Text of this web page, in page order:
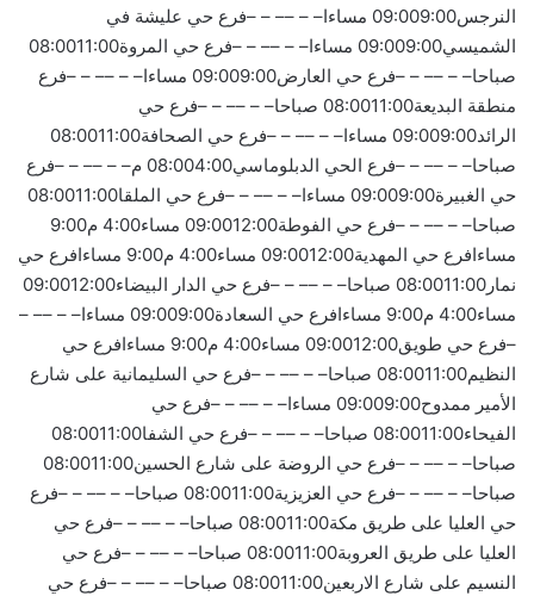
النرجس09:009:00 مساءا– – –– – –فرع حي عليشة في
الشميسي09:009:00 مساءا– – –– – –فرع حي المروة08:0011:00
صباحا– – –– – –فرع حي العارض09:009:00 مساءا– – –– – –فرع
منطقة البديعة08:0011:00 صباحا– – –– – –فرع حي
الرائد09:009:00 مساءا– – –– – –فرع حي الصحافة08:0011:00
صباحا– – –– – –فرع الحي الدبلوماسي08:004:00 م– – –– – –فرع
حي الغبيرة09:009:00 مساءا– – –– – –فرع حي الملقا08:0011:00
صباحا– – –– – –فرع حي الفوطة09:0012:00 مساء4:00 م9:00
مساءافرع حي المهدية09:0012:00 مساء4:00 م9:00 مساءافرع حي
نمار08:0011:00 صباحا– – –– – –فرع حي الدار البيضاء09:0012:00
مساء4:00 م9:00 مساءافرع حي السعادة09:009:00 مساءا– – –– –
–فرع حي طويق09:0012:00 مساء4:00 م9:00 مساءافرع حي
النظيم08:0011:00 صباحا– – –– – –فرع حي السليمانية على شارع
الأمير ممدوح09:009:00 مساءا– – –– – –فرع حي
الفيحاء08:0011:00 صباحا– – –– – –فرع حي الشفا08:0011:00
صباحا– – –– – –فرع حي الروضة على شارع الحسين08:0011:00
صباحا– – –– – –فرع حي العزيزية08:0011:00 صباحا– – –– – –فرع
حي العليا على طريق مكة08:0011:00 صباحا– – –– – –فرع حي
العليا على طريق العروبة08:0011:00 صباحا– – –– – –فرع حي
النسيم على شارع الاربعين08:0011:00 صباحا– – –– – –فرع حي